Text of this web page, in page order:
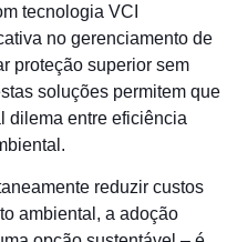
tecnologia VCI
no gerenciamento de
proteção superior sem
soluções permitem que
dilema entre eficiência
reduzir custos
ambiental, a adoção